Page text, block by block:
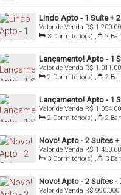
138.00m² , 1 Sala(s) ,
Vaga(s)
Lindo Apto - 1 Suíte +
Itajaí/SC
R$
Valor de Venda
Catarina, Brasil
3 Dormitório(s) , 2
107.00m² , 1 Sala(s) ,
Lançamento! Apto - 1
Chur - 78 M² - Centro -
R$
Valor de Venda
Catarina, Brasil
2 Dormitório(s) , 2
,
1 Sala(s) , 1 Suíte(s)
Lançamento! Apto - 1
Chur - 82 M² - Centro -
R$
Valor de Venda
Catarina, Brasil
2 Dormitório(s) , 2
,
1 Sala(s) , 1 Suíte(s) ,
Novo! Apto - 2 Suítes +
Centro - Itajaí/SC
R$
Valor de Venda
Catarina, Brasil
3 Dormitório(s) , 3
,
1 Sala(s) , 2 Suíte(s) ,
Novo! Apto - 2 Suítes -
R$ 990.000
Valor de Venda